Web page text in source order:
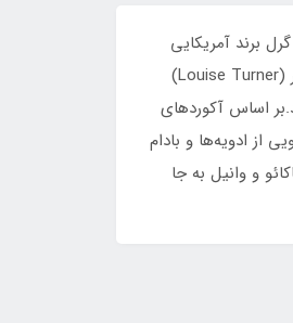
برند آمریکایی
کارولینا هررا است که در سال 2017 رونمایی و عرضه شد و رسماً به عنوان عطری زنانه معرفی شده است. این عطر که توسط عطار نامی و شناخته شده لوئیز ترنر (Louise Turner)
اساس آکوردهای
از ادویه‌‌ها و بادام
و وانیل به جا